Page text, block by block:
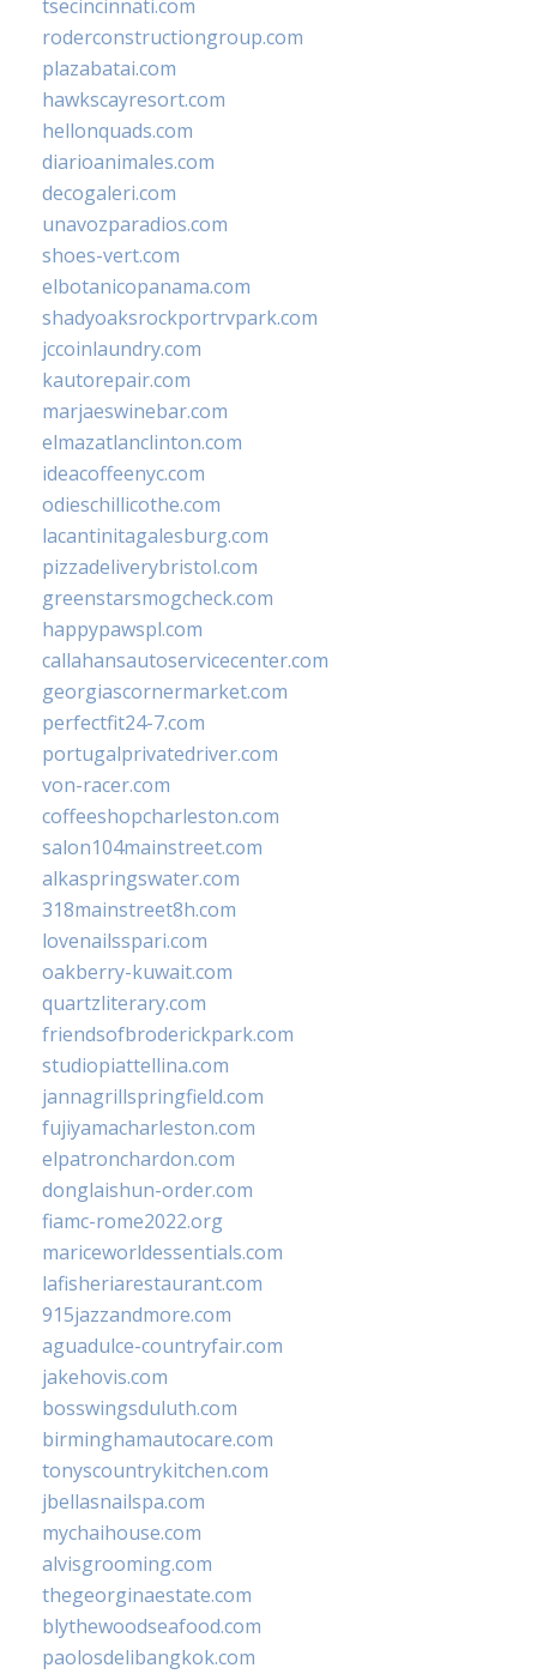
tsecincinnati.com
roderconstructiongroup.com
plazabatai.com
hawkscayresort.com
hellonquads.com
diarioanimales.com
decogaleri.com
unavozparadios.com
shoes-vert.com
elbotanicopanama.com
shadyoaksrockportrvpark.com
jccoinlaundry.com
kautorepair.com
marjaeswinebar.com
elmazatlanclinton.com
ideacoffeenyc.com
odieschillicothe.com
lacantinitagalesburg.com
pizzadeliverybristol.com
greenstarsmogcheck.com
happypawspl.com
callahansautoservicecenter.com
georgiascornermarket.com
perfectfit24-7.com
portugalprivatedriver.com
von-racer.com
coffeeshopcharleston.com
salon104mainstreet.com
alkaspringswater.com
318mainstreet8h.com
lovenailsspari.com
oakberry-kuwait.com
quartzliterary.com
friendsofbroderickpark.com
studiopiattellina.com
jannagrillspringfield.com
fujiyamacharleston.com
elpatronchardon.com
donglaishun-order.com
fiamc-rome2022.org
mariceworldessentials.com
lafisheriarestaurant.com
915jazzandmore.com
aguadulce-countryfair.com
jakehovis.com
bosswingsduluth.com
birminghamautocare.com
tonyscountrykitchen.com
jbellasnailspa.com
mychaihouse.com
alvisgrooming.com
thegeorginaestate.com
blythewoodseafood.com
paolosdelibangkok.com